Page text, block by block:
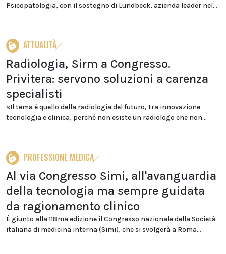
Psicopatologia, con il sostegno di Lundbeck, azienda leader nel...
ATTUALITÀ
Radiologia, Sirm a Congresso.
Privitera: servono soluzioni a carenza
specialisti
«Il tema è quello della radiologia del futuro, tra innovazione
tecnologia e clinica, perché non esiste un radiologo che non...
PROFESSIONE MEDICA
Al via Congresso Simi, all'avanguardia
della tecnologia ma sempre guidata
da ragionamento clinico
È giunto alla 118ma edizione il Congresso nazionale della Società
italiana di medicina interna (Simi), che si svolgerà a Roma...